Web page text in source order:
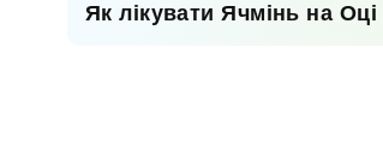
Як лікувати Ячмінь на Оці